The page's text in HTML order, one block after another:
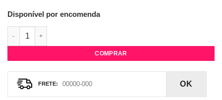
Disponível por encomenda
CD SIA - This is Acting quantidade
COMPRAR
OK